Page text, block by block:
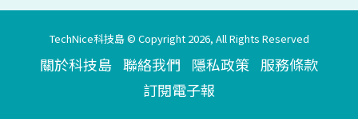
TechNice科技島 © Copyright 2026, All Rights Reserved
關於科技島 聯絡我們 隱私政策 服務條款
訂閱電子報